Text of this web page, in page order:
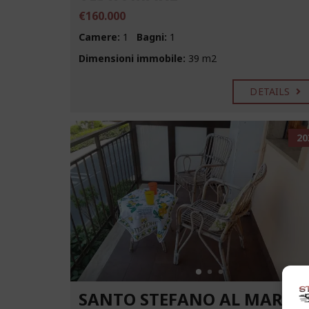
€160.000
Camere: 1 Bagni: 1
Dimensioni immobile: 39 m2
DETAILS
SANTO STEFANO AL MARE